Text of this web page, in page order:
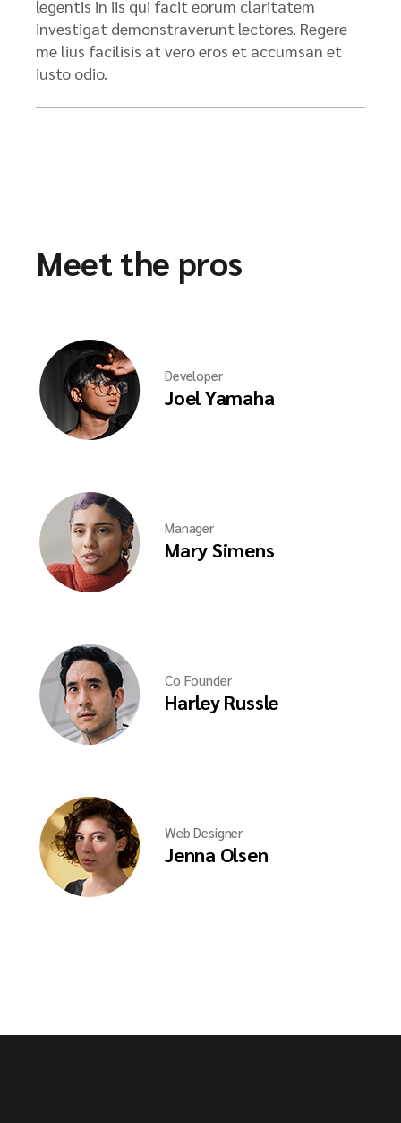
legentis in iis qui facit eorum claritatem
investigat demonstraverunt lectores. Regere
me lius facilisis at vero eros et accumsan et
iusto odio.
Meet the pros
Developer
Joel Yamaha
Manager
Mary Simens
Co Founder
Harley Russle
Web Designer
Jenna Olsen